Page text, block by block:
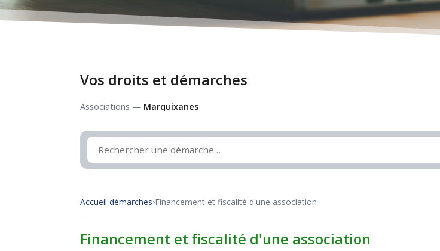
Vos droits et démarches
Associations — Marquixanes
Accueil démarches›Financement et fiscalité d'une association
Financement et fiscalité d'une association